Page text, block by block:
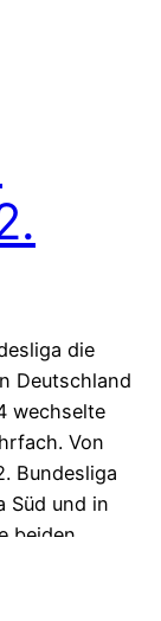
die
Deutschland
wechselte
Von
Bundesliga
Süd und in
beiden